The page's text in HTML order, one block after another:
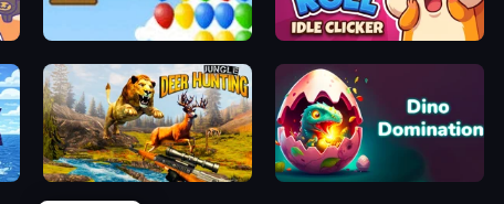
Pets Roll: Idle Clicker
Jungle Deer Hunting Dino Domination